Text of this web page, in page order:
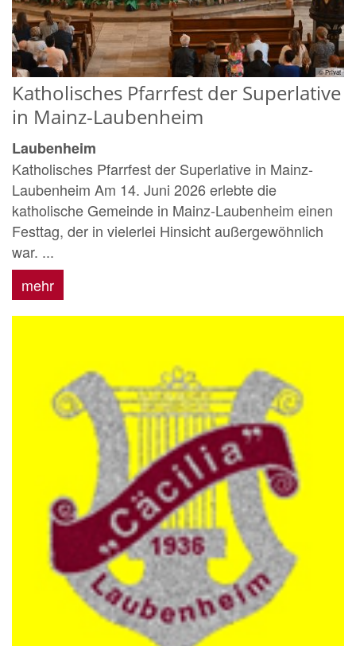
© Privat
Katholisches Pfarrfest der Superlative
in Mainz-Laubenheim
Laubenheim
Katholisches Pfarrfest der Superlative in Mainz-
Laubenheim Am 14. Juni 2026 erlebte die
katholische Gemeinde in Mainz-Laubenheim einen
Festtag, der in vielerlei Hinsicht außergewöhnlich
war. ...
mehr